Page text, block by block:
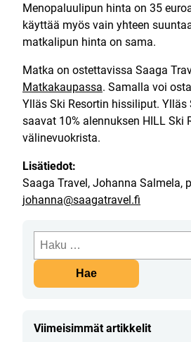
Menopaluulipun hinta on 35
käyttää myös vain yhteen
matkalipun hinta on sama.
Matka on ostettavissa Saaga
Matkakaupassa. Samalla voi
Ylläs Ski Resortin hissiliput.
saavat 10% alennuksen HILL Ski
välinevuokrista.
Lisätiedot:
Saaga Travel, Johanna Salmela,
johanna@saagatravel.fi
Haku:
Viimeisimmät artikkelit